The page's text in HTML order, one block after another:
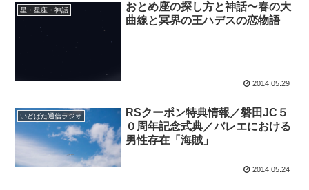
星・星座・神話
おとめ座の探し方と神話〜春の大
曲線と冥界の王ハデスの恋物語
2014.05.29
いどばた通信ラジオ
RSクーポン特典情報／磐田JC５
０周年記念式典／バレエにおける
男性存在「海賊」
2014.05.24